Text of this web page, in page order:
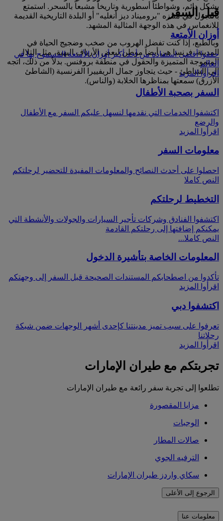
بشكل دائم، وشواطئاً أسطورية وتاريخاً مشبعاً بالسحر. استمتع
بالتجول في متنزه "بروميناد ديز أنغليه" أو البلدة التاريخية القديمة
للانغماس في هذه الوجهة المثالية المشهد.
وبالطبع، إذا كنت تفضل الهروب من صخب وضجيج الحياة في
المدينة، فرنسا هي أيضاً موطن لبعض الأرياف البهية، مثل التلال
المتموجة المتميزة والحقول في منطقة بروفنس. بدلاً من ذلك، اتجه
إلى الشاطئ - حيث يتجاوز جمال الريفييرا الفرنسية (الشاطئ
الأزرق) سمعتها بمناظرها الخلابة (والناس).
قبل السفر
أوزان الأمتعة
حققوا أقصى استفادة من أحد أكبر أوزان الأمتعة المسموح بها في
العالم
اقرأوا المزيد
السفر بصحبة الأطفال
اكتشفوا الخدمات التي نقدمها لنسهل عليكم السفر مع الأطفال
والرضع
اقرأوا المزيد
معلومات السفر
احصلوا على أحدث النصائح والمعلومات المفيدة للتحضير لرحلتكم
النص كاملا
التخطيط لرحلتكم
اكتشفوا الفنادق وشركات تأجير السيارات والجولات والأنشطة التي
يمكنكم إضافتها إلى رحلتكم القادمة
النص كاملا...
المعلومات الخاصة بتأشيرة الدخول
تأكدوا من اصطحابكم المستندات الصحيحة قبل السفر إلى وجهتكم
اقرأوا المزيد
اكتشفوا دبي
تعرفوا على سبب تميز مدينتنا كإحدى أشهر الوجهات ضمن شبكة
رحلاتنا
اقرأوا المزيد
تجربتكم مع طيران الإمارات
تطلعوا إلى تجربة سفر رائعة مع طيران الإمارات
مزايا المقصورة
الوجبات
صالات المطار
الترفيه الجوي
سكاي واردز طيران الإمارات
الرجوع إلى الأعلى
معلومات عنا